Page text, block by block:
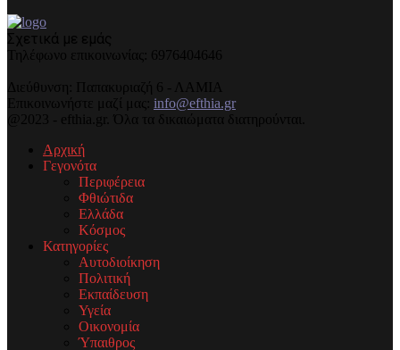
Σχετικά με εμάς
Τηλέφωνo επικοινωνίας: 6976404646
Διεύθυνση: Παπακυριαζή 6 - ΛΑΜΙΑ
Επικοινωνήστε μαζί μας: info@efthia.gr
@2023 - efthia.gr. Όλα τα δικαιώματα διατηρούνται.
Αρχική
Γεγονότα
Περιφέρεια
Φθιώτιδα
Ελλάδα
Κόσμος
Κατηγορίες
Αυτοδιοίκηση
Πολιτική
Εκπαίδευση
Υγεία
Οικονομία
Ύπαιθρος